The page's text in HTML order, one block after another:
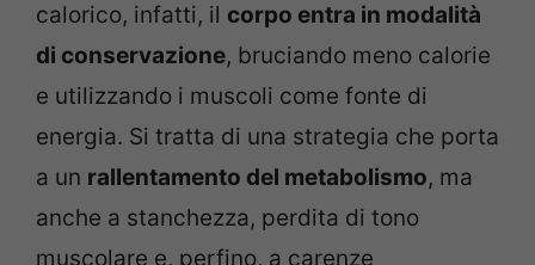
calorico, infatti, il corpo entra in modalità
di conservazione, bruciando meno calorie
e utilizzando i muscoli come fonte di
energia. Si tratta di una strategia che porta
a un rallentamento del metabolismo, ma
anche a stanchezza, perdita di tono
muscolare e, perfino, a carenze